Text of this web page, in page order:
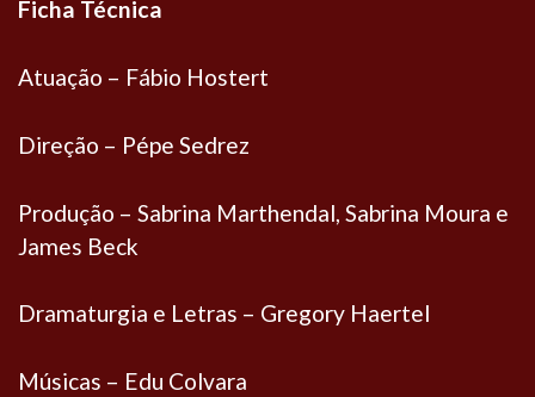
Ficha Técnica
Atuação – Fábio Hostert
Direção – Pépe Sedrez
Produção – Sabrina Marthendal, Sabrina Moura e
James Beck
Dramaturgia e Letras – Gregory Haertel
Músicas – Edu Colvara